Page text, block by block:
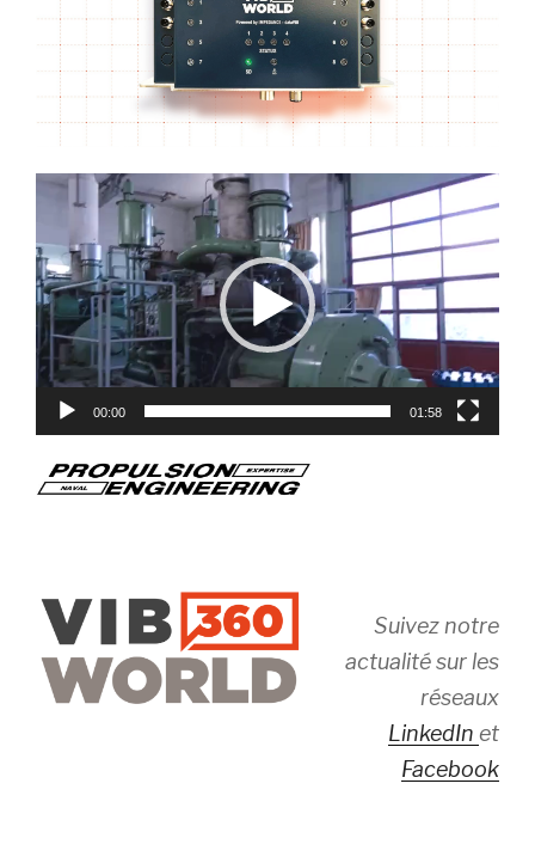
Lecteur
00:00 01:58
Suivez notre
actualité sur les
réseaux
LinkedIn et
Facebook